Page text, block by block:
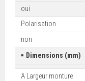
oui
Polarisation
non
▪ Dimensions (mm)
A Largeur monture